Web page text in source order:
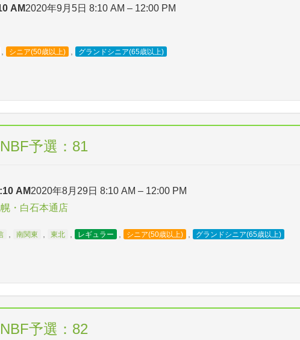
AM2020年9月5日 8:10 AM – 12:00 PM
シニア(50歳以上) グランドシニア(65歳以上)
予選：81
AM2020年8月29日 8:10 AM – 12:00 PM
・白石本通店
南関東 東北 レギュラー シニア(50歳以上) グランドシニア(65歳以上)
予選：82